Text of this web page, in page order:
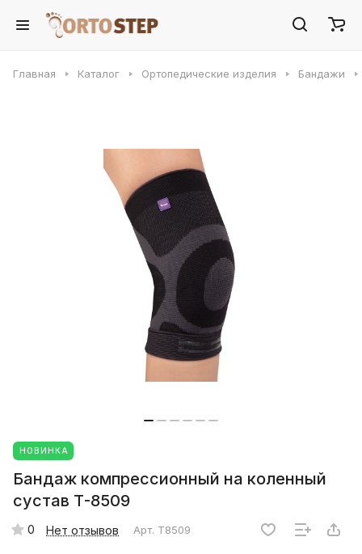
Главная Каталог Ортопедические изделия Бандажи
НОВИНКА
Бандаж компрессионный на коленный
сустав Т-8509
0 Нет отзывов Арт. Т8509